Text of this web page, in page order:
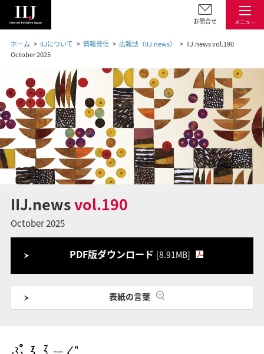
メニュー
お問合せ
ホーム IIJについて 情報発信 広報誌（IIJ.news）
IIJ.news vol.190
October 2025
IIJ.newsvol.190
October 2025
PDF版ダウンロード [8.91MB]
表紙の言葉